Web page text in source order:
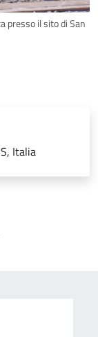
presso il sito di San
Italia